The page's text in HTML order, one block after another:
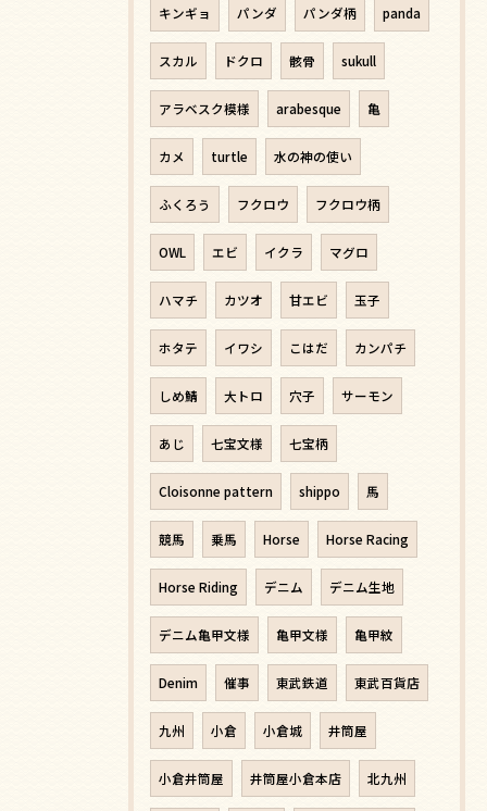
キンギョ パンダ パンダ柄 panda
スカル ドクロ 骸骨 sukull
アラベスク模様 arabesque 亀
カメ turtle 水の神の使い
ふくろう フクロウ フクロウ柄
OWL エビ イクラ マグロ
ハマチ カツオ 甘エビ 玉子
ホタテ イワシ こはだ カンパチ
しめ鯖 大トロ 穴子 サーモン
あじ 七宝文様 七宝柄
Cloisonne pattern shippo 馬
競馬 乗馬 Horse Horse Racing
Horse Riding デニム デニム生地
デニム亀甲文様 亀甲文様 亀甲紋
Denim 催事 東武鉄道 東武百貨店
九州 小倉 小倉城 井筒屋
小倉井筒屋 井筒屋小倉本店 北九州